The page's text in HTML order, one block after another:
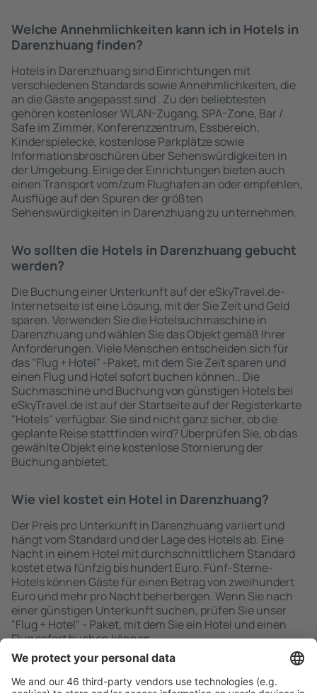
Welche Annehmlichkeiten kann ich in Hotels in
Darenzhuang finden?
Hotels in Darenzhuang sind Einrichtungen mit
verschiedenen Standards sowie Annehmlichkeiten, die
an die Gäste angepasst sind . Zu den beliebtesten
gehören kostenloser WLAN-Zugang, SPA-Zone, Bar /
Safe im Zimmer, Konferenzzentrum, Essbereich,
Kinderspielecke, kostenlose Parkplätze sowie
Informationsbroschüren über Sehenswürdigkeiten in
der Umgebung. Einige der Einrichtungen bieten auch
einen Transport vom/zum Flughafen an oder empfehlen,
Ausflüge auf den Spuren der größten
Sehenswürdigkeiten in Darenzhuang zu unternehmen.
Wo sollten die Hotels in Darenzhuang gebucht
werden?
Die Buchung einer Unterkunft auf der eSkyTravel.de-
Internetseite ist eine Lösung, mit der Sie Zeit und Geld
sparen. Verwenden Sie die Hotelsuchmaschine in
Darenzhuang und wählen Sie das Objekt gemäß Ihrer
Anforderungen. Viele Menschen entscheiden sich für
das "Flug + Hotel" -Paket, mit dem Sie Zeit sparen und
einen Flug und Hotel sofort buchen können.. Die
Suchmaschine und Buchung von günstigen Hotels bei
eSkyTravel.de ist auf der Startseite auf der Registerkarte
"Hotels" verfügbar. Sie sind nicht ganz sicher, ob die
geplante Reise stattfinden wird? Überprüfen Sie, ob das
gewählte Objekt eine kostenlose Stornierung der
Buchung anbietet.
Wie viel kostet ein Hotel in Darenzhuang?
Der Preis pro Unterkunft in Darenzhuang variiert und
hängt vom Standard und der Lage des Hotels ab. Eine
Nacht in einem Hotel mit durchschnittlichem Standard
kostet etwa fünfzig bis hundert Euro. Fünf-Sterne-
Hotels können Gäste für einen Betrag von zweihundert
Euro und mehr pro Nacht beherbergen. Wenn Sie nach
einer günstigen Unterkunft suchen, prüfen Sie unser
"Flug + Hotel" - Paket, mit dem Sie ein Hotel und einen
Flug sofort buchen können.